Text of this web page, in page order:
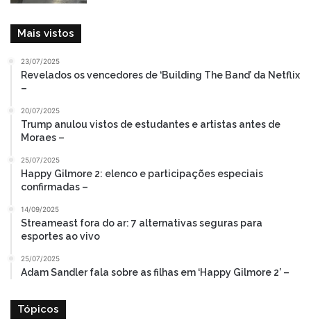
Mais vistos
23/07/2025
Revelados os vencedores de ‘Building The Band’ da Netflix
–
20/07/2025
Trump anulou vistos de estudantes e artistas antes de
Moraes –
25/07/2025
Happy Gilmore 2: elenco e participações especiais
confirmadas –
14/09/2025
Streameast fora do ar: 7 alternativas seguras para
esportes ao vivo
25/07/2025
Adam Sandler fala sobre as filhas em ‘Happy Gilmore 2’ –
Tópicos